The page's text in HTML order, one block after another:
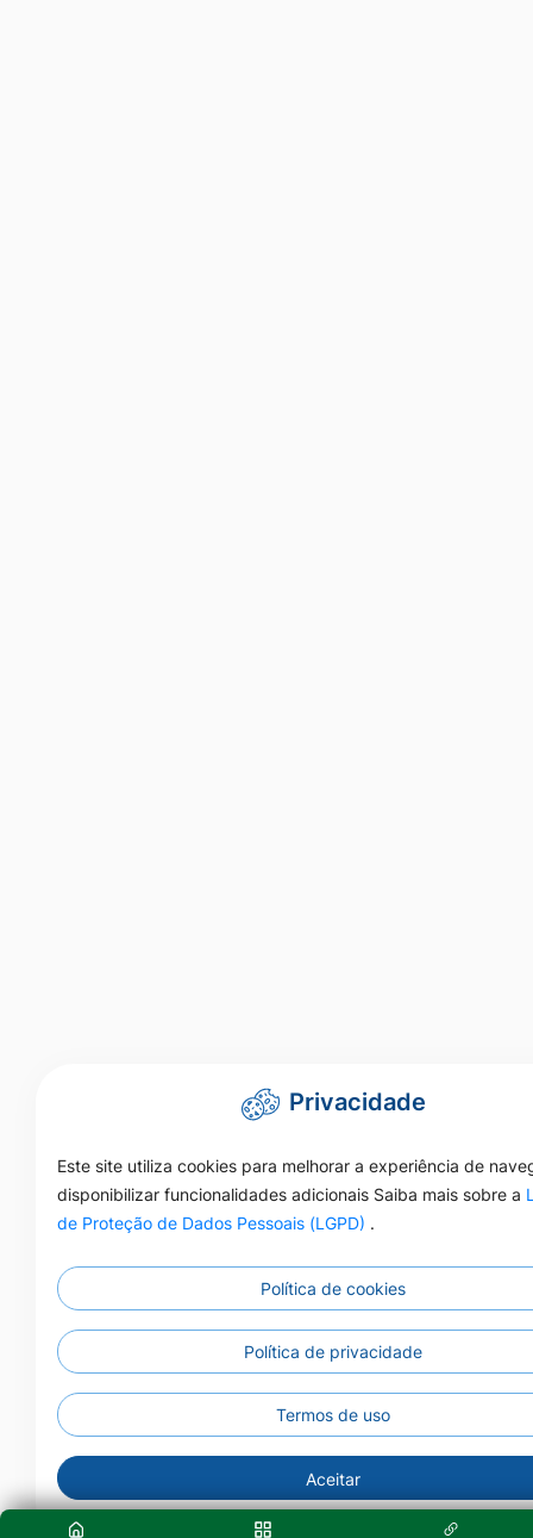
Privacidade
Este site utiliza cookies para melhorar a experiência de
disponibilizar funcionalidades adicionais Saiba mais sobre a
de Proteção de Dados Pessoais (LGPD) .
Política de cookies
Política de privacidade
Termos de uso
Aceitar